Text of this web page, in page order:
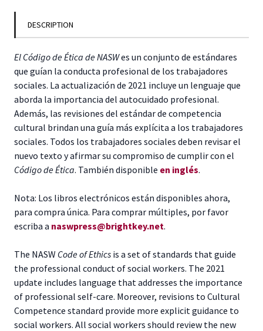
DESCRIPTION
El Código de Ética de NASWes un conjunto de estándares
que guían la conducta profesional de los trabajadores
sociales. La actualización de 2021 incluye un lenguaje que
aborda la importancia del autocuidado profesional.
Además, las revisiones del estándar de competencia
cultural brindan una guía más explícita a los trabajadores
sociales. Todos los trabajadores sociales deben revisar el
nuevo texto y afirmar su compromiso de cumplir con el
Código de Ética. También disponible en inglés.
Nota: Los libros electrónicos están disponibles ahora,
para compra única. Para comprar múltiples, por favor
escriba a naswpress@brightkey.net.
The NASW Code of Ethics is a set of standards that guide
the professional conduct of social workers. The 2021
update includes language that addresses the importance
of professional self-care. Moreover, revisions to Cultural
Competence standard provide more explicit guidance to
social workers. All social workers should review the new